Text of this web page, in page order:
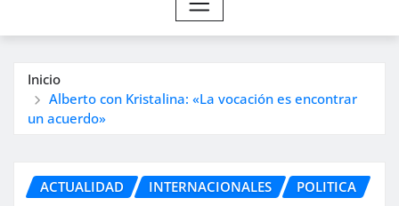
Inicio
Alberto con Kristalina: «La vocación es encontrar
un acuerdo»
ACTUALIDAD INTERNACIONALES POLITICA